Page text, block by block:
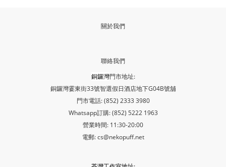
關於我們
聯絡我們
銅鑼灣門市地址:
銅鑼灣霎東街33號智選假日酒店地下G04B號舖
門市電話: (852) 2333 3980
Whatsapp訂購: (852) 5222 1963
營業時間: 11:30-20:00
電郵: cs@nekopuff.net